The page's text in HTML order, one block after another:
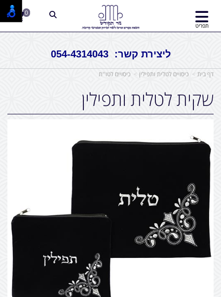
ליצירת קשר: 054-4314043
תפריט
0
דף בית כיסויים לטלית ותפילין כיסויים לטו''ת
שקית לטלית ותפילין